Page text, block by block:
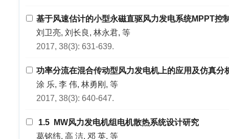
基于风速估计的小型永磁直驱风力发电系统MPPT控
刘卫亮, 刘长良, 林永君, 等
2017, 38(3): 631-639.
功率分流在混合传动型风力发电机上的应用及仿真分
涂 乐, 李 伟, 林勇刚, 等
2017, 38(3): 640-647.
1.5 MW风力发电机组电机散热系统设计研究
葛铭纬, 高 洁, 邓 英, 等